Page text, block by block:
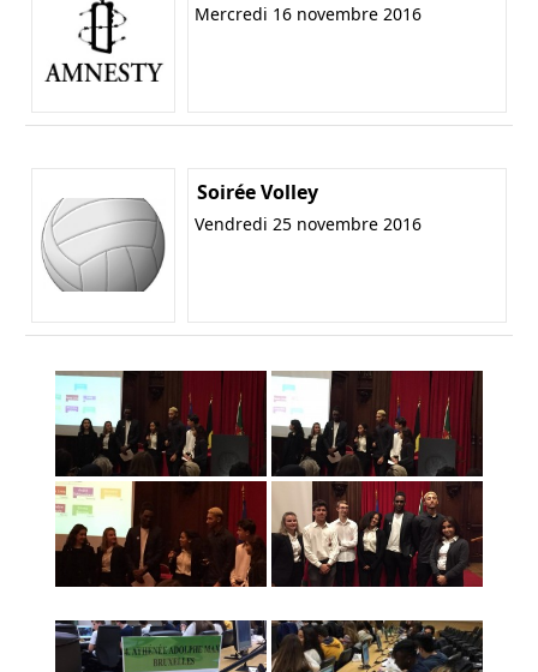
Mercredi 16 novembre 2016
Soirée Volley
Vendredi 25 novembre 2016